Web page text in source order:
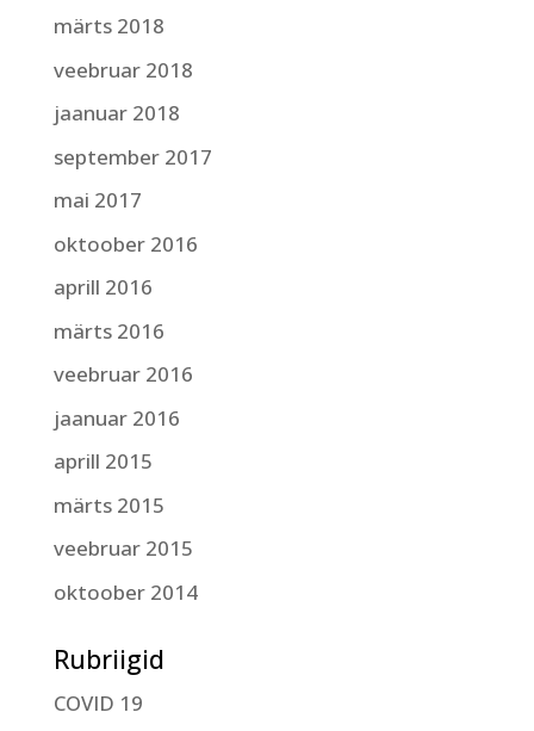
märts 2018
veebruar 2018
jaanuar 2018
september 2017
mai 2017
oktoober 2016
aprill 2016
märts 2016
veebruar 2016
jaanuar 2016
aprill 2015
märts 2015
veebruar 2015
oktoober 2014
Rubriigid
COVID 19